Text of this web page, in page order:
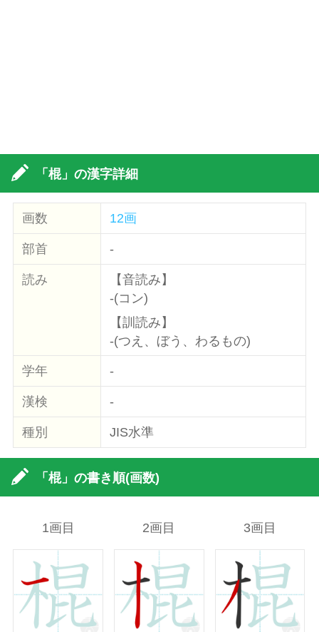
「棍」の漢字詳細
画数 12画
部首 -
読み
【音読み】
-(コン)
【訓読み】
-(つえ、ぼう、わるもの)
学年 -
漢検 -
種別 JIS水準
「棍」の書き順(画数)
1画目 2画目 3画目